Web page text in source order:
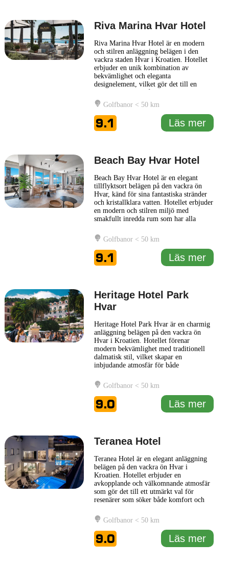
Riva Marina Hvar Hotel
Riva Marina Hvar Hotel är en modern
och stilren anläggning belägen i den
vackra staden Hvar i Kroatien. Hotellet
erbjuder en unik kombination av
bekvämlighet och eleganta
designelement, vilket gör det till en
utforskning av den omgivande regionen.
Gästerna får njuta av en spektakulär
utsikt över havet och den livliga
marinan, vilket skapar en härlig atmosfär
för... Läs mer
Golfbanor < 50 km
9.1 Läs mer
Beach Bay Hvar Hotel
Beach Bay Hvar Hotel är en elegant
tillflyktsort belägen på den vackra ön
Hvar, känd för sina fantastiska stränder
och kristallklara vatten. Hotellet erbjuder
en modern och stilren miljö med
smakfullt inredda rum som har alla
vistelse. Gästerna kan njuta av
spektakulär utsikt över havet från sina
balkonger, vilket gör varje ögonblick till
en njutning. Faciliteterna
... Läs mer
Golfbanor < 50 km
9.1 Läs mer
Heritage Hotel Park
Hvar
Heritage Hotel Park Hvar är en charmig
anläggning belägen på den vackra ön
Hvar i Kroatien. Hotellet förenar
modern bekvämlighet med traditionell
dalmatisk stil, vilket skapar en
inbjudande atmosfär för både
sin centrala placering erbjuder Heritage
Hotel Park Hvar enkel tillgång till
stadens livliga mat- och nöjesliv, liksom
dess historiska sevärdheter, inklusive...
Läs mer
Golfbanor < 50 km
9.0 Läs mer
Teranea Hotel
Teranea Hotel är en elegant anläggning
belägen på den vackra ön Hvar i
Kroatien. Hotellet erbjuder en
avkopplande och välkomnande atmosfär
som gör det till ett utmärkt val för
resenärer som söker både komfort och
fantastiska utsikt över Adriatiska havet,
skapar Teranea Hotel en perfekt
bakgrund för en minnesvärd vistelse.
Gästerna kan njuta av en rad faciliteter
såsom... Läs mer
Golfbanor < 50 km
9.0 Läs mer